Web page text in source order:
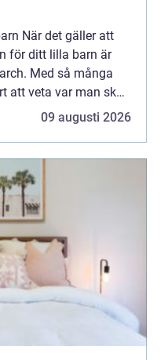
När det gäller att
för ditt lilla barn är
Med så många
att veta var man ska
här för att hj...
09 augusti 2026